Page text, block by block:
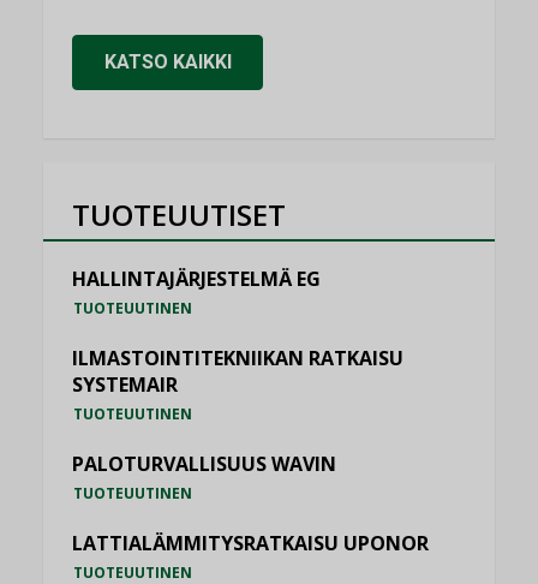
KATSO KAIKKI
TUOTEUUTISET
HALLINTAJÄRJESTELMÄ EG
TUOTEUUTINEN
ILMASTOINTITEKNIIKAN RATKAISU
SYSTEMAIR
TUOTEUUTINEN
PALOTURVALLISUUS WAVIN
TUOTEUUTINEN
LATTIALÄMMITYSRATKAISU UPONOR
TUOTEUUTINEN